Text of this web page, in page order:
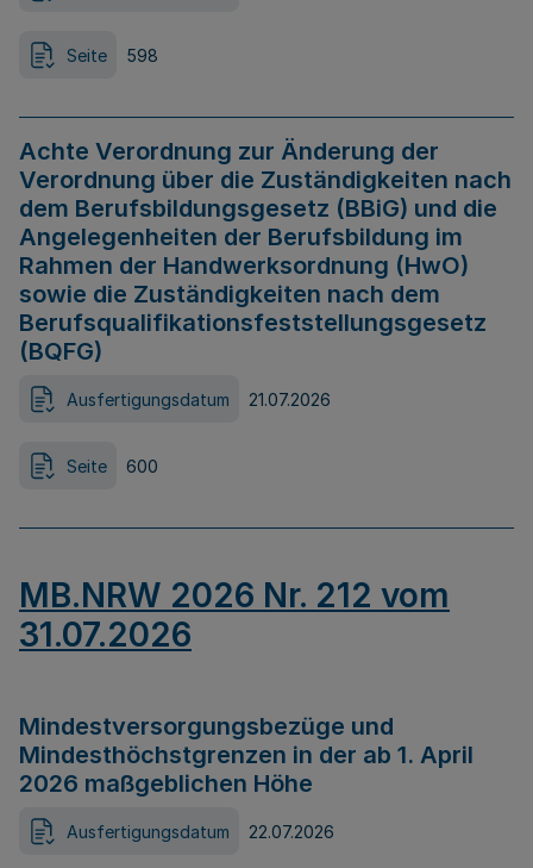
Seite 598
Achte Verordnung zur Änderung der
Verordnung über die Zuständigkeiten nach
dem Berufsbildungsgesetz (BBiG) und die
Angelegenheiten der Berufsbildung im
Rahmen der Handwerksordnung (HwO)
sowie die Zuständigkeiten nach dem
Berufsqualifikationsfeststellungsgesetz
(BQFG)
Ausfertigungsdatum 21.07.2026
Seite 600
MB.NRW 2026 Nr. 212 vom
31.07.2026
Mindestversorgungsbezüge und
Mindesthöchstgrenzen in der ab 1. April
2026 maßgeblichen Höhe
Ausfertigungsdatum 22.07.2026